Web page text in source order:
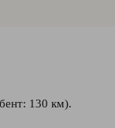
130 км).